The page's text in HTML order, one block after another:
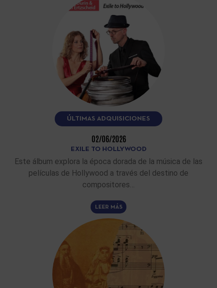
ÚLTIMAS ADQUISICIONES
02/06/2026
EXILE TO HOLLYWOOD
Este álbum explora la época dorada de la música de las
películas de Hollywood a través del destino de
compositores…
LEER MÁS